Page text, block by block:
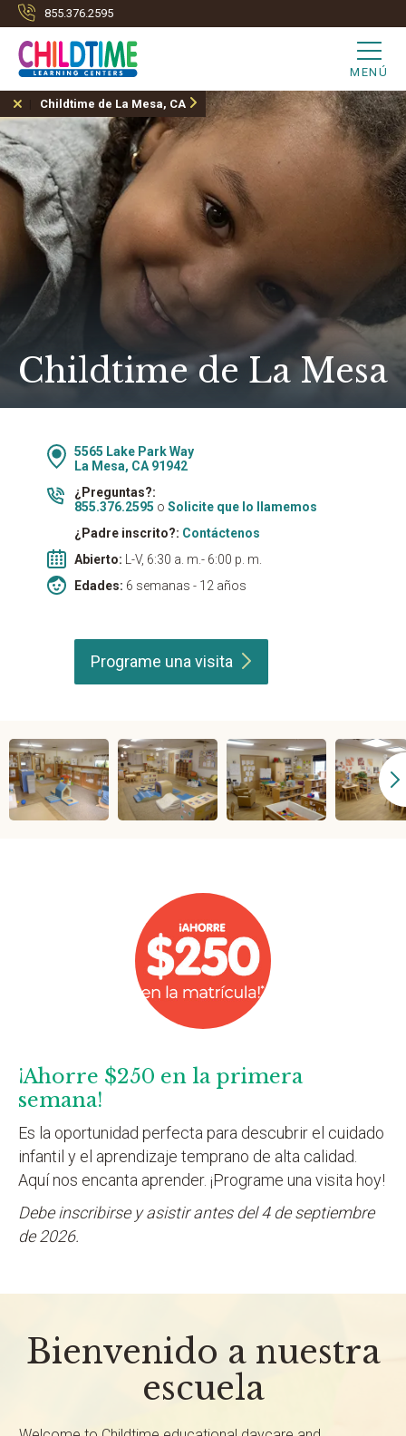
855.376.2595
MENÚ
Childtime de La Mesa, CA
Childtime de La Mesa
5565 Lake Park Way
La Mesa, CA 91942
¿Preguntas?:
855.376.2595 o Solicite que lo llamemos
¿Padre inscrito?: Contáctenos
Abierto: L-V, 6:30 a. m.- 6:00 p. m.
Edades: 6 semanas - 12 años
Programe unavisita
¡Ahorre $250 en la primera
semana!
Es la oportunidad perfecta para descubrir el cuidado
infantil y el aprendizaje temprano de alta calidad.
Aquí nos encanta aprender. ¡Programe una visita hoy!
Debe inscribirse y asistir antes del 4 de septiembre
de 2026.
Bienvenido a nuestra
escuela